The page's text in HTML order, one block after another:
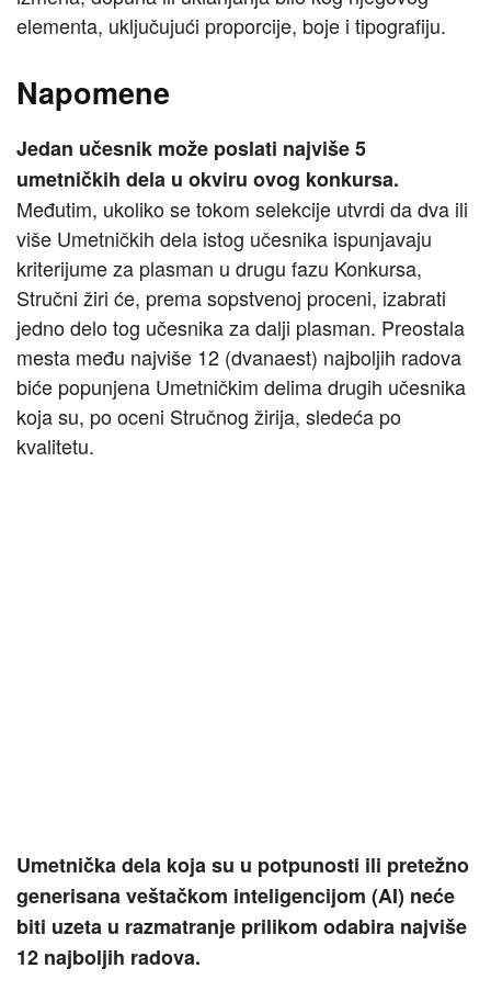
elementa, uključujući proporcije, boje i tipografiju.
Napomene
Jedan učesnik može poslati najviše 5
umetničkih dela u okviru ovog konkursa.
Međutim, ukoliko se tokom selekcije utvrdi da dva ili
više Umetničkih dela istog učesnika ispunjavaju
kriterijume za plasman u drugu fazu Konkursa,
Stručni žiri će, prema sopstvenoj proceni, izabrati
jedno delo tog učesnika za dalji plasman. Preostala
mesta među najviše 12 (dvanaest) najboljih radova
biće popunjena Umetničkim delima drugih učesnika
koja su, po oceni Stručnog žirija, sledeća po
kvalitetu.
Umetnička dela koja su u potpunosti ili pretežno
generisana veštačkom inteligencijom (AI) neće
biti uzeta u razmatranje prilikom odabira najviše
12 najboljih radova.